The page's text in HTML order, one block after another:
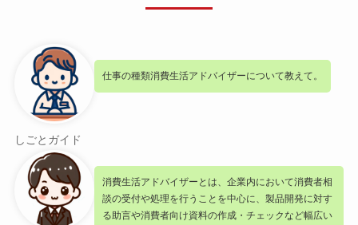
しごとガイド
仕事の種類消費生活アドバイザーについて教えて。
消費生活アドバイザーとは、企業内において消費者相
談の受付や処理を行うことを中心に、製品開発に対す
る助言や消費者向け資料の作成・チェックなど幅広い